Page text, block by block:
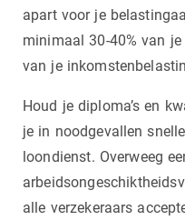
apart voor je
minimaal 30-40% van
van je
Houd je diploma’s en
je in noodgevallen
loondienst. Overweeg
alle verzekeraars